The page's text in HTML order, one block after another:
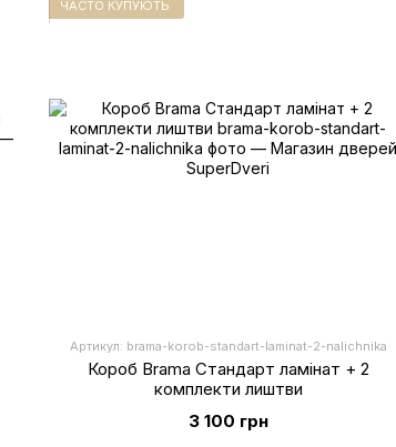
ЧАСТО КУПУЮТЬ
Артикул: brama-korob-standart-laminat-2-nalichnika
Короб Brama Стандарт ламінат + 2
комплекти лиштви
3 100 грн